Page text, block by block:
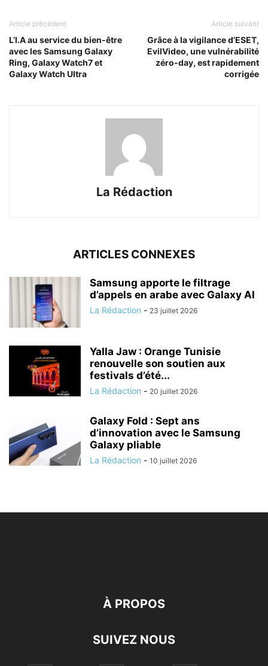
Article précédent
L’I.A au service du bien-être
avec les Samsung Galaxy
Ring, Galaxy Watch7 et
Galaxy Watch Ultra
Article suivant
Grâce à la vigilance d’ESET,
EvilVideo, une vulnérabilité
zéro-day, est rapidement
corrigée
La Rédaction
ARTICLES CONNEXES
Samsung apporte le filtrage
d’appels en arabe avec Galaxy AI
La Rédaction - 23 juillet 2026
Yalla Jaw : Orange Tunisie
renouvelle son soutien aux
festivals d’été...
La Rédaction - 20 juillet 2026
Galaxy Fold : Sept ans
d’innovation avec le Samsung
Galaxy pliable
La Rédaction - 10 juillet 2026
À PROPOS
SUIVEZ NOUS